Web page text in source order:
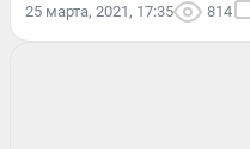
25 марта, 2021, 17:35 814